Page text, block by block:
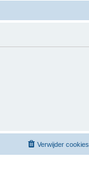
Verwijder cookies